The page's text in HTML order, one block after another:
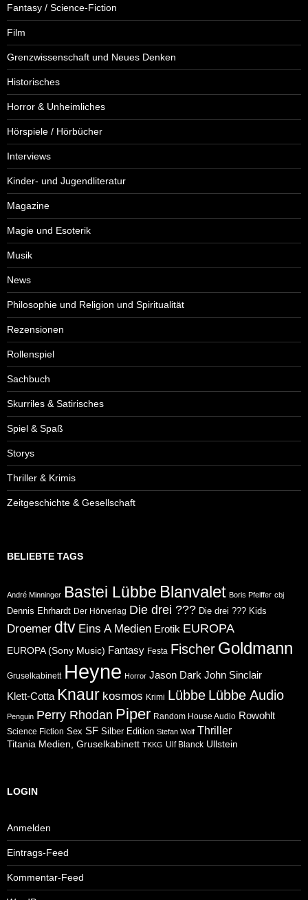
Fantasy / Science-Fiction
Film
Grenzwissenschaft und Neues Denken
Historisches
Horror & Unheimliches
Hörspiele / Hörbücher
Interviews
Kinder- und Jugendliteratur
Magazine
Magie und Esoterik
Musik
News
Philosophie und Religion und Spiritualität
Rezensionen
Rollenspiel
Sachbuch
Skurriles & Satirisches
Spiel & Spaß
Storys
Thriller & Krimis
Zeitgeschichte & Gesellschaft
BELIEBTE TAGS
André Minninger Bastei Lübbe Blanvalet Boris Pfeiffer cbj
Dennis Ehrhardt Der Hörverlag Die drei ??? Die drei ??? Kids
Droemer dtv Eins A Medien Erotik EUROPA
EUROPA (Sony Music) Fantasy Festa Fischer Goldmann
Gruselkabinett Heyne Horror Jason Dark John Sinclair
Klett-Cotta Knaur kosmos Krimi Lübbe Lübbe Audio
Penguin Perry Rhodan Piper Random House Audio Rowohlt
Science Fiction Sex SF Silber Edition Stefan Wolf Thriller
Titania Medien, Gruselkabinett TKKG Ulf Blanck Ullstein
LOGIN
Anmelden
Eintrags-Feed
Kommentar-Feed